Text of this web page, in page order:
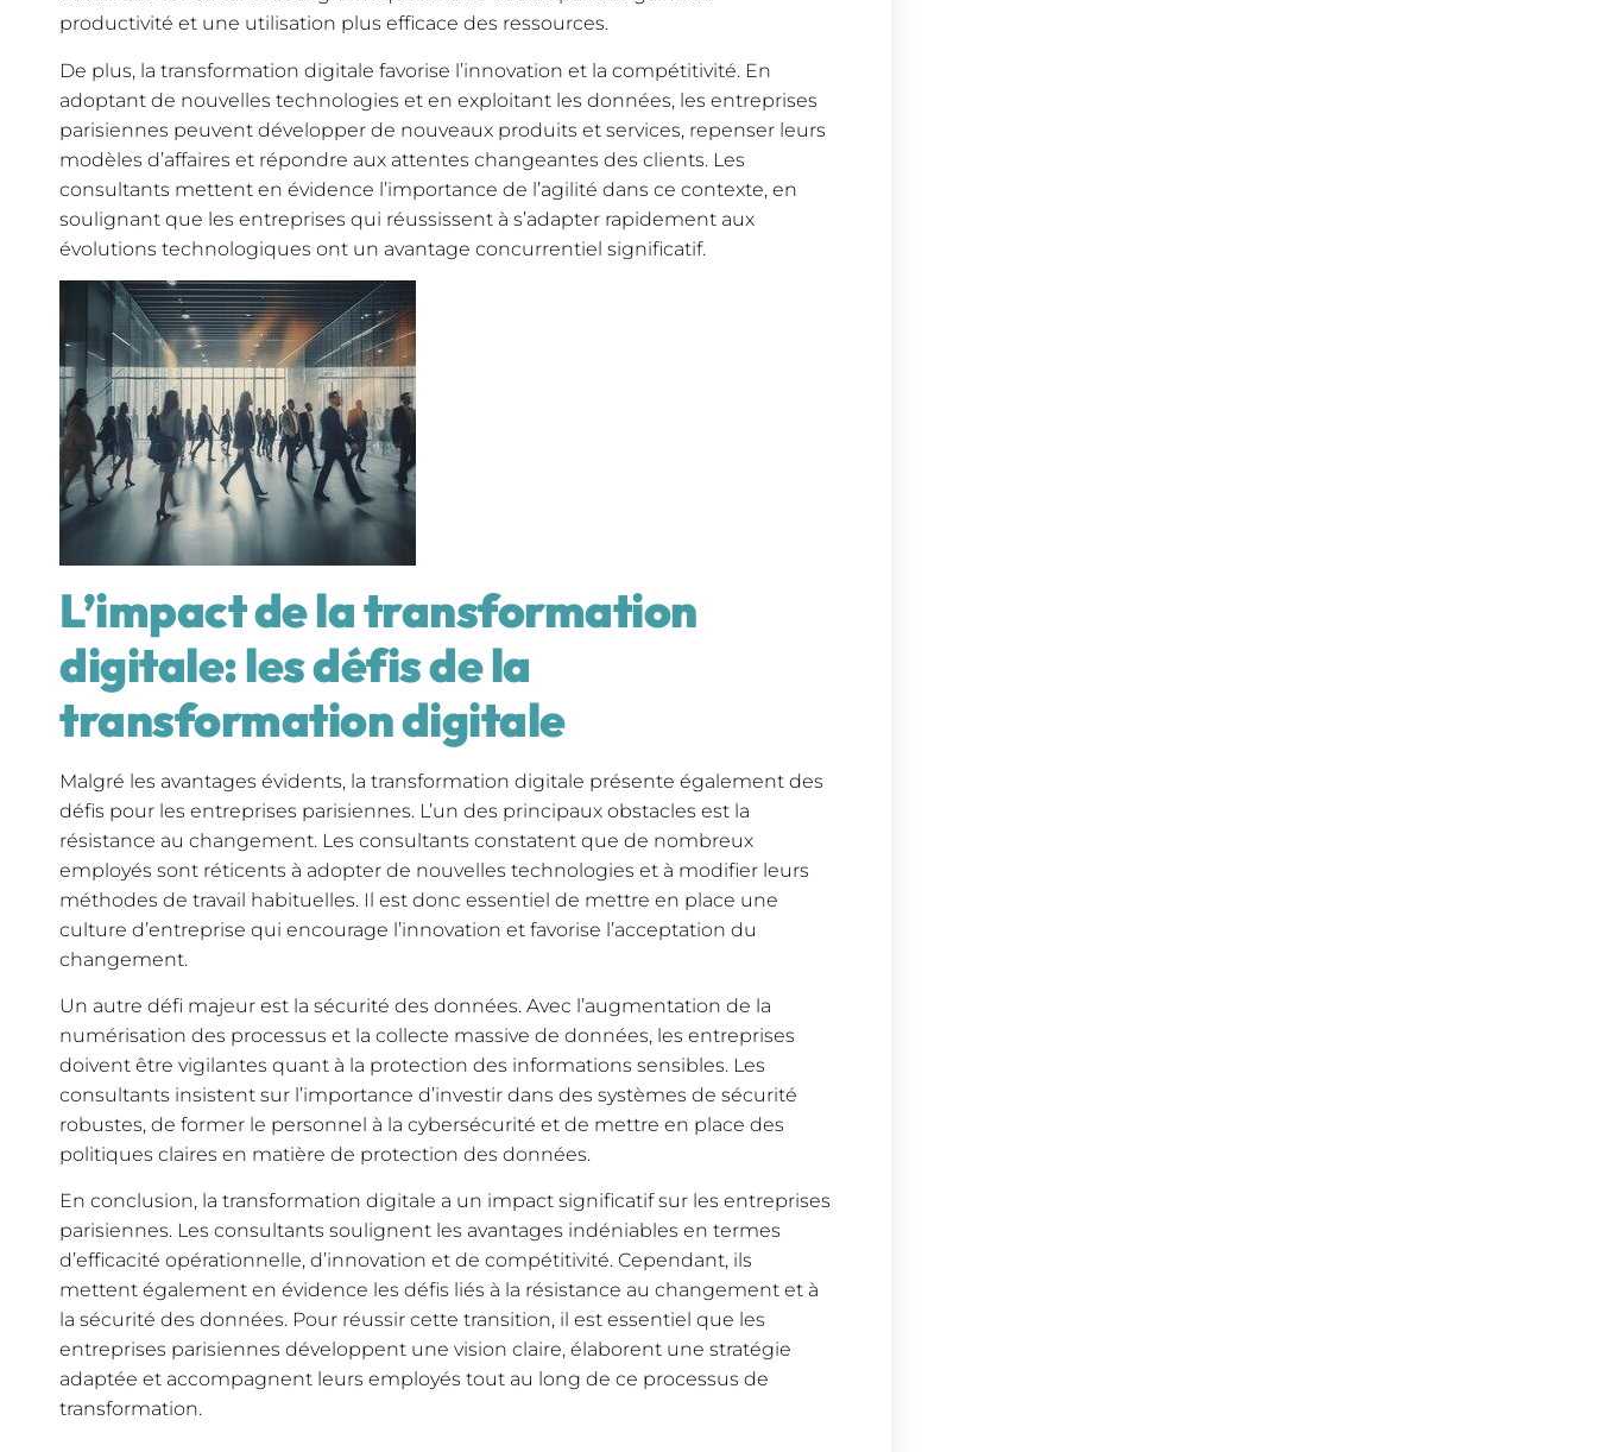
productivité et une utilisation plus efficace des ressources.
De plus, la transformation digitale favorise l’innovation et la compétitivité. En
adoptant de nouvelles technologies et en exploitant les données, les entreprises
parisiennes peuvent développer de nouveaux produits et services, repenser leurs
modèles d’affaires et répondre aux attentes changeantes des clients. Les
consultants mettent en évidence l’importance de l’agilité dans ce contexte, en
soulignant que les entreprises qui réussissent à s’adapter rapidement aux
évolutions technologiques ont un avantage concurrentiel significatif.
L’impact de la transformation
digitale: les défis de la
transformation digitale
Malgré les avantages évidents, la transformation digitale présente également des
défis pour les entreprises parisiennes. L’un des principaux obstacles est la
résistance au changement. Les consultants constatent que de nombreux
employés sont réticents à adopter de nouvelles technologies et à modifier leurs
méthodes de travail habituelles. Il est donc essentiel de mettre en place une
culture d’entreprise qui encourage l’innovation et favorise l’acceptation du
changement.
Un autre défi majeur est la sécurité des données. Avec l’augmentation de la
numérisation des processus et la collecte massive de données, les entreprises
doivent être vigilantes quant à la protection des informations sensibles. Les
consultants insistent sur l’importance d’investir dans des systèmes de sécurité
robustes, de former le personnel à la cybersécurité et de mettre en place des
politiques claires en matière de protection des données.
En conclusion, la transformation digitale a un impact significatif sur les entreprises
parisiennes. Les consultants soulignent les avantages indéniables en termes
d’efficacité opérationnelle, d’innovation et de compétitivité. Cependant, ils
mettent également en évidence les défis liés à la résistance au changement et à
la sécurité des données. Pour réussir cette transition, il est essentiel que les
entreprises parisiennes développent une vision claire, élaborent une stratégie
adaptée et accompagnent leurs employés tout au long de ce processus de
transformation.